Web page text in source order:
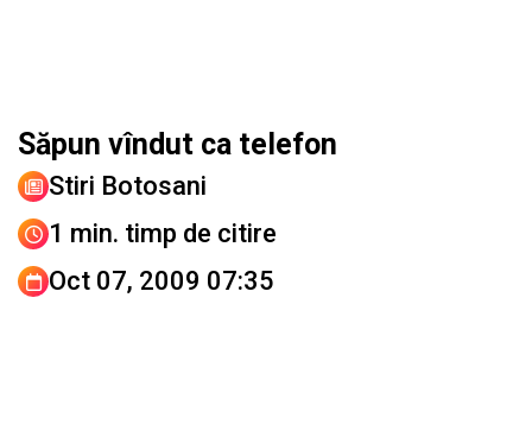
Săpun vîndut ca telefon
Stiri Botosani
1 min. timp de citire
Oct 07, 2009 07:35